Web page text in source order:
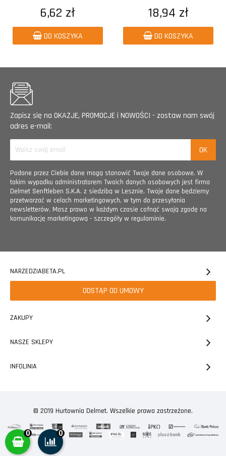
6,62 zł
DO KOSZYKA
18,94 zł
DO KOSZYKA
Zapisz się na OKAZJE, PROMOCJE i NOWOŚCI - zostaw nam swój
adres e-mail:
Podane przez Ciebie dane mogą stanowić Twoje dane osobowe. W
takim wypadku administratorem Twoich danych osobowych jest firma
Delmet Senftleben S.K.A. z siedzibą w Lesznie. Twoje dane będziemy
przetwarzać w celach marketingowych, w tym do przesyłania
newsletterów. Masz prawo w każdym czasie cofnąć swoją zgodę na
komunikację marketingową - szczegóły w regulaminie.
NARZEDZIABETA.PL
ODSTĄP OD UMOWY
ZAKUPY
NASZE SKLEPY
INFOLINIA
© 2019 Hurtownia Delmet. Wszelkie prawa zastrzeżone.
0 0